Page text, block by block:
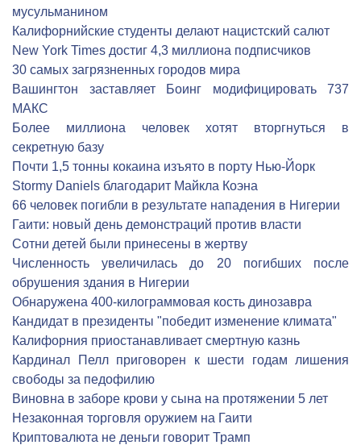
мусульманином
Калифорнийские студенты делают нацистский салют
New York Times достиг 4,3 миллиона подписчиков
30 самых загрязненных городов мира
Вашингтон заставляет Боинг модифицировать 737
МАКС
Более миллиона человек хотят вторгнуться в
секретную базу
Почти 1,5 тонны кокаина изъято в порту Нью-Йорк
Stormy Daniels благодарит Майкла Коэна
66 человек погибли в результате нападения в Нигерии
Гаити: новый день демонстраций против власти
Сотни детей были принесены в жертву
Численность увеличилась до 20 погибших после
обрушения здания в Нигерии
Обнаружена 400-килограммовая кость динозавра
Кандидат в президенты "победит изменение климата"
Калифорния приостанавливает смертную казнь
Кардинал Пелл приговорен к шести годам лишения
свободы за педофилию
Виновна в заборе крови у сына на протяжении 5 лет
Незаконная торговля оружием на Гаити
Криптовалюта не деньги говорит Трамп